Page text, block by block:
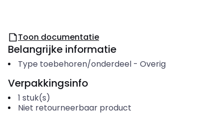
Toon documentatie
Belangrijke informatie
Type toebehoren/onderdeel- Overig
Verpakkingsinfo
1 stuk(s)
Niet retourneerbaar product